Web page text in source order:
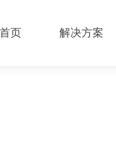
首页 解决方案